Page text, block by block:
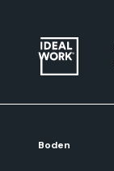
Boden